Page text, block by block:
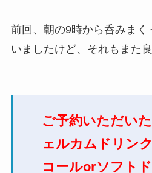
前回、朝の9時から呑みまく
いましたけど、それもまた
ご予約いただい
ェルカムドリン
コールorソフト